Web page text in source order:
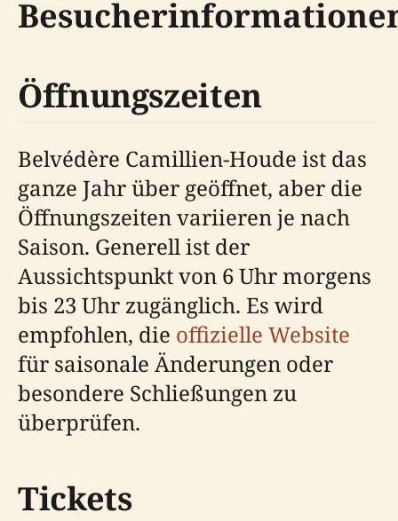
Öffnungszeiten
Belvédère Camillien-Houde ist das
ganze Jahr über geöffnet, aber die
Öffnungszeiten variieren je nach
Saison. Generell ist der
Aussichtspunkt von 6 Uhr morgens
bis 23 Uhr zugänglich. Es wird
empfohlen, die offizielle Website
für saisonale Änderungen oder
besondere Schließungen zu
überprüfen.
Tickets